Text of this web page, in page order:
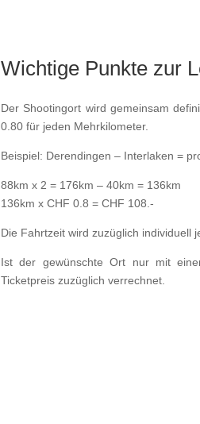
Wichtige Punkte zur
Der Shootingort wird gemeinsam
0.80 für jeden Mehrkilometer.
Beispiel: Derendingen – Interlaken =
88km x 2 = 176km – 40km = 136km
136km x CHF 0.8 = CHF 108.-
Die Fahrtzeit wird zuzüglich individuell
Ist der gewünschte Ort nur mit
Ticketpreis zuzüglich verrechnet.